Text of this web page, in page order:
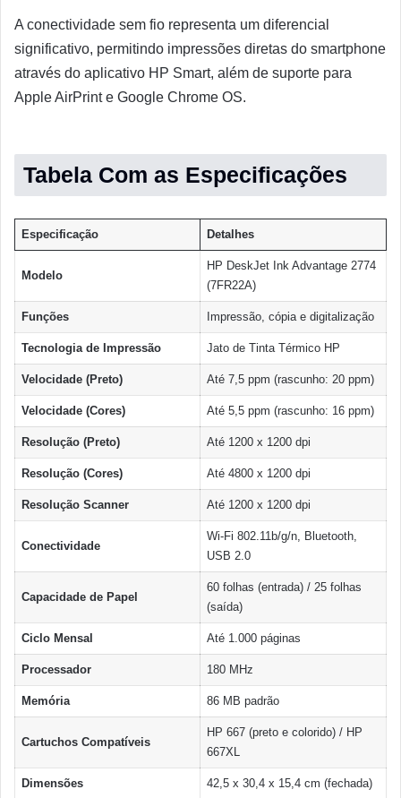
A conectividade sem fio representa um diferencial
significativo, permitindo impressões diretas do smartphone
através do aplicativo HP Smart, além de suporte para
Apple AirPrint e Google Chrome OS.
Tabela Com as Especificações
Especificação Detalhes
Modelo
HP DeskJet Ink Advantage 2774
(7FR22A)
Funções Impressão, cópia e digitalização
Tecnologia de Impressão Jato de Tinta Térmico HP
Velocidade (Preto) Até 7,5 ppm (rascunho: 20 ppm)
Velocidade (Cores) Até 5,5 ppm (rascunho: 16 ppm)
Resolução (Preto) Até 1200 x 1200 dpi
Resolução (Cores) Até 4800 x 1200 dpi
Resolução Scanner Até 1200 x 1200 dpi
Conectividade
Wi-Fi 802.11b/g/n, Bluetooth,
USB 2.0
Capacidade de Papel
60 folhas (entrada) / 25 folhas
(saída)
Ciclo Mensal Até 1.000 páginas
Processador 180 MHz
Memória 86 MB padrão
Cartuchos Compatíveis
HP 667 (preto e colorido) / HP
667XL
Dimensões 42,5 x 30,4 x 15,4 cm (fechada)